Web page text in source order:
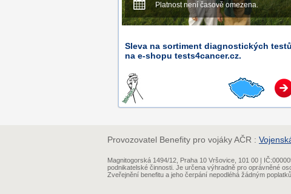
Platnost není časově omezena.
Sleva na sortiment diagnostických testů
na e-shopu tests4cancer.cz.
Provozovatel Benefity pro vojáky AČR :
Magnitogorská 1494/12, Praha 10 Vršovice, 101 00 |
podnikatelské činnosti. Je určena výhradně pro oprávněné
Zveřejnění benefitu a jeho čerpání nepodléhá žádným